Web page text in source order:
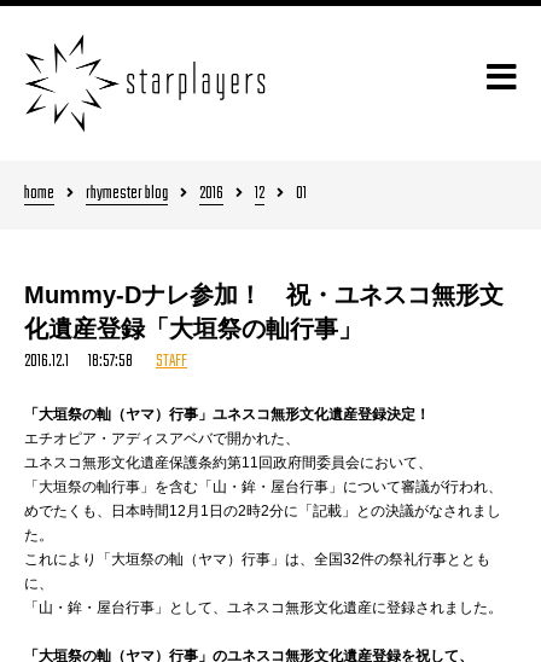
home rhymester blog 2016 12 01
Mummy-Dナレ参加！ 祝・ユネスコ無形文
化遺産登録「大垣祭の軕行事」
2016.12.1 18:57:58 STAFF
「大垣祭の軕（ヤマ）行事」ユネスコ無形文化遺産登録決定！
エチオピア・アディスアベバで開かれた、
ユネスコ無形文化遺産保護条約第11回政府間委員会において、
「大垣祭の軕行事」を含む「山・鉾・屋台行事」について審議が行われ、
めでたくも、日本時間12月1日の2時2分に「記載」との決議がなされまし
た。
これにより「大垣祭の軕（ヤマ）行事」は、全国32件の祭礼行事ととも
に、
「山・鉾・屋台行事」として、ユネスコ無形文化遺産に登録されました。
「大垣祭の軕 （ヤマ） 行事」のユネスコ無形文化遺産登録を祝して、